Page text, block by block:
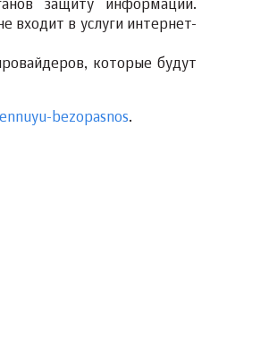
защиту информации.
входит в услуги интернет-
которые будут
bezopasnos.